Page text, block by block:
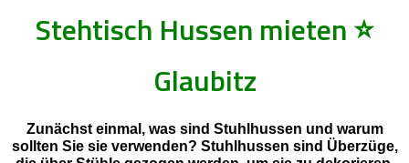
Stehtisch Hussen mieten⭐
Glaubitz
Zunächst einmal, was sind Stuhlhussen und warum
sollten Sie sie verwenden? Stuhlhussen sind Überzüge,